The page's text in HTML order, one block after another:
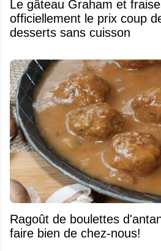
Le gâteau Graham et fraises se mérite
officiellement le prix coup
desserts sans cuisson
Ragoût de boulettes
faire bien de chez-nous!